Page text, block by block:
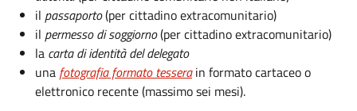
il passaporto(per cittadino extracomunitario)
il permesso di soggiorno(per cittadino extracomunitario)
la carta di identità del delegato
una fotografia formato tessera in formato cartaceo o
elettronico recente (massimo sei mesi).